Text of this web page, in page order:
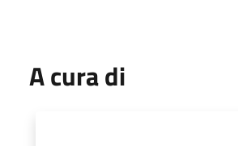
A cura di